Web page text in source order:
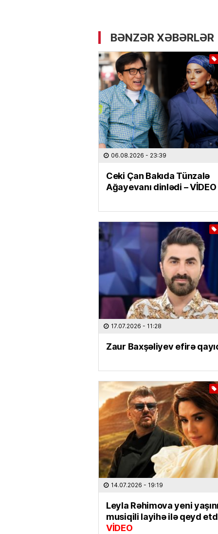
BƏNZƏR XƏBƏRLƏR
06.08.2026 - 23:39
Ceki Çan Bakıda Tünzalə
Ağayevanı dinlədi – VİDEO
17.07.2026 - 11:28
Zaur Baxşəliyev efirə
14.07.2026 - 19:19
Leyla Rəhimova yeni yaşını
musiqili layihə ilə qeyd
VİDEO